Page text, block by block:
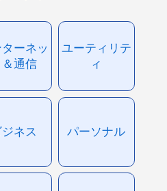
ーネッ
＆通信
ユーティリテ
ィ
ジネス パーソナル